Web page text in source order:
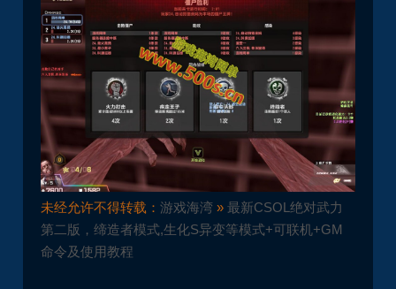
未经允许不得转载：游戏海湾 »最新CSOL绝对武力
第二版，缔造者模式,生化S异变等模式+可联机+GM
命令及使用教程